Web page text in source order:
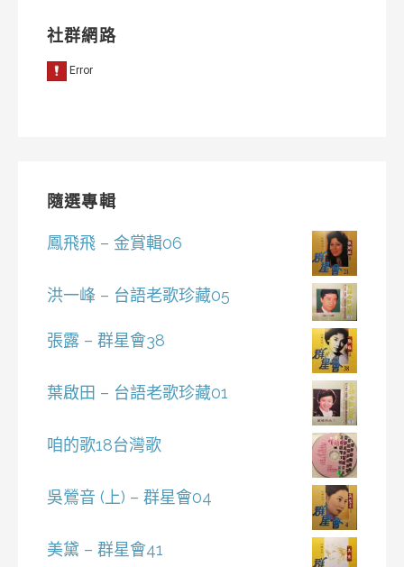
社群網路
隨選專輯
鳳飛飛 – 金賞輯06
洪一峰 – 台語老歌珍藏05
張露 – 群星會38
葉啟田 – 台語老歌珍藏01
咱的歌18台灣歌
吳鶯音 (上) – 群星會04
美黛 – 群星會41